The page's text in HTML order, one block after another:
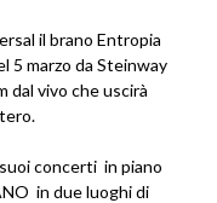
il brano Entropia
5 marzo da Steinway
dal vivo che uscirà
concerti in piano
in due luoghi di